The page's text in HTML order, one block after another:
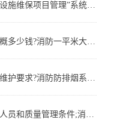
北京消防维保，设施维保项目管理”系统应急启动功能的数量应如何填写？
做消防每平米大概多少钱?消防一平米大约多少钱
消防防排烟系统维护要求?消防防排烟系统包括什么
消防器材对维修人员和质量管理条件;消防器材管理要求